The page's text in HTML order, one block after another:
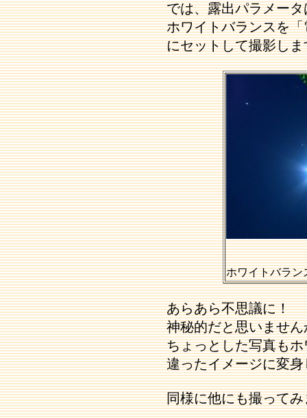
では、露出パラメー
ホワイトバランスを
にセットして撮影しま
ホワイトバラン
あらあら不思議に！
神秘的だと思いません
ちょっとした写真も
違ったイメージに変
同様に他にも撮って